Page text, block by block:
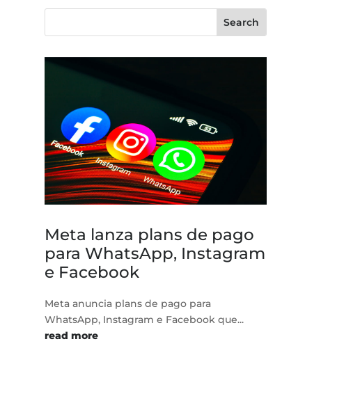
Meta lanza plans de pago
para WhatsApp, Instagram
e Facebook
Meta anuncia plans de pago para
WhatsApp, Instagram e Facebook que...
read more